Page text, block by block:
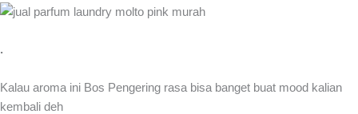
.
Kalau aroma ini Bos Pengering rasa bisa banget buat mood kalian
kembali deh